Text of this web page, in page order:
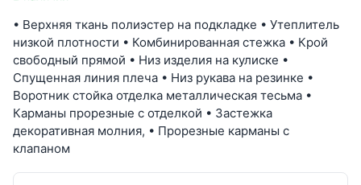
• Верхняя ткань полиэстер на подкладке • Утеплитель
низкой плотности • Комбинированная стежка • Крой
свободный прямой • Низ изделия на кулиске •
Спущенная линия плеча • Низ рукава на резинке •
Воротник стойка отделка металлическая тесьма •
Карманы прорезные с отделкой • Застежка
декоративная молния, • Прорезные карманы с
клапаном